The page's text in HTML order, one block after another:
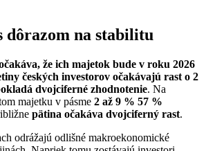
dôrazom na stabilitu
že ich majetok bude v roku 2026
českých investorov očakávajú rast o 2
dvojciferné zhodnotenie. Na
majetku v pásme 2 až 9 % 57 %
pätina očakáva dvojciferný rast.
odrážajú odlišné makroekonomické